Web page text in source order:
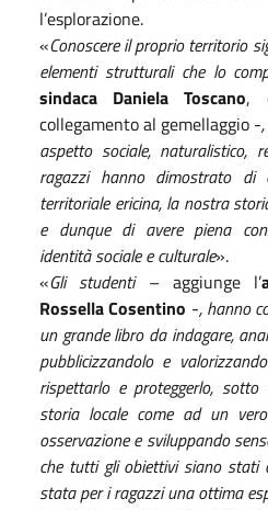
l’esplorazione.
«Conoscere il proprio territorio
elementi strutturali che lo
sindaca Daniela Toscano,
collegamento al gemellaggio -
aspetto sociale, naturalistico,
ragazzi hanno dimostrato di
territoriale ericina, la nostra
e dunque di avere piena
identità sociale e culturale».
«Gli studenti– aggiunge l’
Rossella Cosentino -, hanno
un grande libro da indagare,
pubblicizzandolo e
rispettarlo e proteggerlo,
storia locale come ad un
osservazione e sviluppando
che tutti gli obiettivi siano stati
stata per i ragazzi una ottima